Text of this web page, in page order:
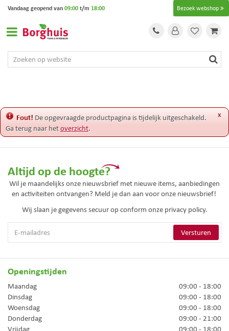
e
t
Bezoek webshop
Vandaag geopend van09:00t/m 18:00
x
Fout! De opgevraagde productpagina is tijdelijk uitgeschakeld.
Ga terug naar hetoverzicht.
Altijd op de hoogte?
Wil je maandelijks onze nieuwsbrief met nieuwe items, aanbiedingen
en activiteiten ontvangen? Meld je dan aan voor onze nieuwsbrief!
Wij slaan je gegevens secuur op conform onze privacy policy.
Openingstijden
Maandag
09:00 - 18:00
Dinsdag
09:00 - 18:00
Woensdag
09:00 - 18:00
Donderdag
09:00 - 21:00
Vrijdag
09:00 - 18:00